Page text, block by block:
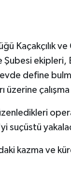
Kaçakçılık
ekipleri,
define
üzerine
suçüstü
kazma ve